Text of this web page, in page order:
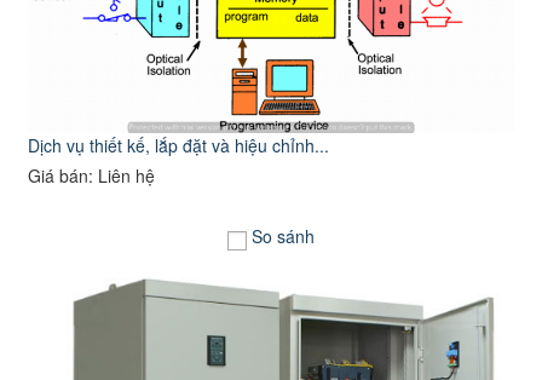
Dịch vụ thiết kế, lắp đặt và hiệu chỉnh...
Giá bán: Liên hệ
So sánh